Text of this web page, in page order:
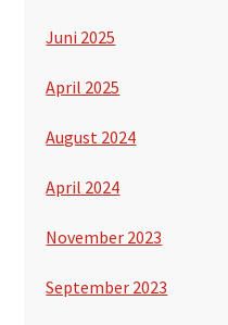
Juni 2025
April 2025
August 2024
April 2024
November 2023
September 2023